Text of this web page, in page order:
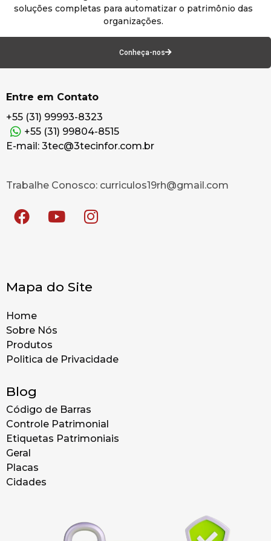
soluções completas para automatizar o patrimônio das
organizações.
Conheça-nos
Entre em Contato
+55 (31) 99993-8323
+55 (31) 99804-8515
E-mail: 3tec@3tecinfor.com.br
Trabalhe Conosco: curriculos19rh@gmail.com
Mapa do Site
Home
Sobre Nós
Produtos
Politica de Privacidade
Blog
Código de Barras
Controle Patrimonial
Etiquetas Patrimoniais
Geral
Placas
Cidades